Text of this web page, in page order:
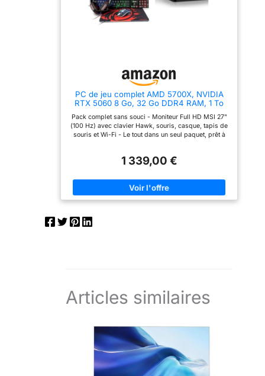
PC de jeu complet AMD 5700X, NVIDIA
RTX 5060 8 Go, 32 Go DDR4 RAM, 1 To
Hz, casque, clavier, souris, Wi-Fi
Pack complet sans souci - Moniteur Full HD MSI 27"
(100 Hz) avec clavier Hawk, souris, casque, tapis de
souris et Wi-Fi - Le tout dans un seul paquet, prêt à
Ryzen 7 5700X 8x 4.6 GHz sont les composants clés
performances fluides dans les applications
exigeantes Testé en profondeur : Chaque ordinateur
est soumis à un test de résistance intense avant
les conditions les plus difficiles. Prêt à l'emploi : le
LAN et audio.
1 339,00 €
Articles similaires